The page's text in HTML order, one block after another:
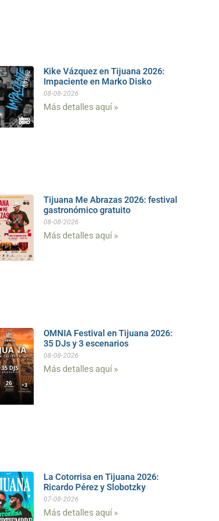
Kike Vázquez en Tijuana 2026:
Impaciente en Marko Disko
08-08-2026
Más detalles aquí »
Tijuana Me Abrazas 2026: festival
gastronómico gratuito
08-08-2026
Más detalles aquí »
OMNIA Festival en Tijuana 2026:
35 DJs y 3 escenarios
08-08-2026
Más detalles aquí »
La Cotorrisa en Tijuana 2026:
Ricardo Pérez y Slobotzky
07-08-2026
Más detalles aquí »